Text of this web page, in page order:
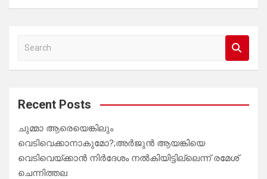
a
c
Recent Posts
ചുമ്മാ ആരെയെങ്കിലും
വെടിവെക്കാനാകുമോ?;അർജുൻ ആയങ്കിയെ
വെടിവെയ്ക്കാൻ നിർദേശം നൽകിയിട്ടില്ലെന്ന് രമേശ്
ചെന്നിത്തല